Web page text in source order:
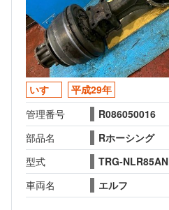
いすゞ
平成29年
管理番号
R086050016
部品名
Rホーシング
型式
TRG-NLR85AN
車両名
エルフ